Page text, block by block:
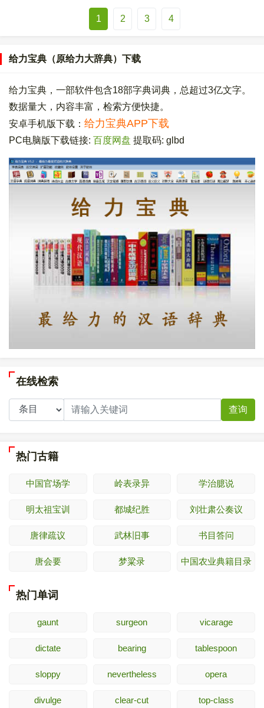
1 2 3 4
给力宝典（原给力大辞典）下载
给力宝典，一部软件包含18部字典词典，总超过3亿文字。
数据量大，内容丰富，检索方便快捷。
安卓手机版下载： 给力宝典APP下载
PC电脑版下载链接: 百度网盘 提取码: glbd
在线检索
查询
热门古籍
中国官场学 岭表录异 学治臆说
明太祖宝训 都城纪胜 刘壮肃公奏议
唐律疏议 武林旧事 书目答问
唐会要 梦粱录 中国农业典籍目录
热门单词
gaunt surgeon vicarage
dictate bearing tablespoon
sloppy nevertheless opera
divulge clear-cut top-class